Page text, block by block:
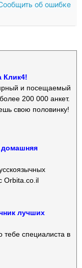
об ошибке
Клик4!
и посещаемый
200 000 анкет.
свою половинку!
Orbita.co.il
лучших
тебе специалиста в